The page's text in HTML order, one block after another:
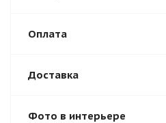
Оплата
Доставка
Фото в интерьере